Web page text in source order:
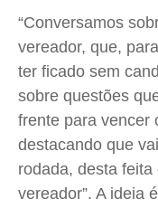
“Conversamos
vereador, que,
ter ficado sem
sobre questões
frente para vencer
destacando que
rodada, desta
vereador”. A ideia